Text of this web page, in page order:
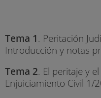
Tema 1. Peritación
Introducción y notas
Tema 2. El peritaje y
Enjuiciamiento Civil 1/